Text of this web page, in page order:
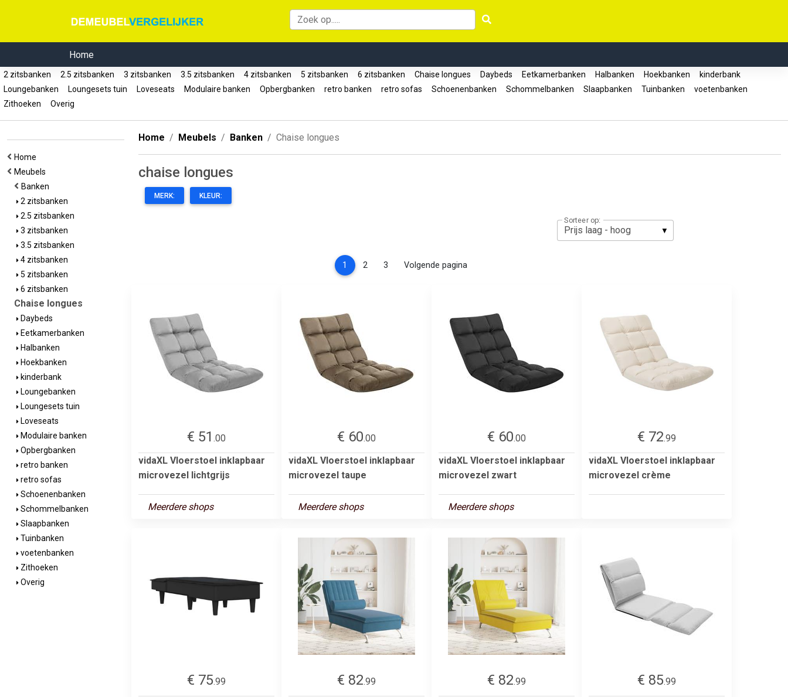
Home
2 zitsbanken 2.5 zitsbanken 3 zitsbanken 3.5 zitsbanken 4 zitsbanken 5 zitsbanken 6 zitsbanken Chaise longues Daybeds Eetkamerbanken Halbanken Hoekbanken
kinderbank
Loungebanken
Loungesets tuin Loveseats Modulaire banken Opbergbanken retro banken retro sofas Schoenenbanken Schommelbanken Slaapbanken Tuinbanken
voetenbanken
Zithoeken
Overig
Home
Meubels
Banken
2 zitsbanken
2.5 zitsbanken
3 zitsbanken
3.5 zitsbanken
4 zitsbanken
5 zitsbanken
6 zitsbanken
Chaise longues
Daybeds
Eetkamerbanken
Halbanken
Hoekbanken
kinderbank
Loungebanken
Loungesets tuin
Loveseats
Modulaire banken
Opbergbanken
retro banken
retro sofas
Schoenenbanken
Schommelbanken
Slaapbanken
Tuinbanken
voetenbanken
Zithoeken
Overig
Home Meubels Banken Chaise longues
chaise longues
MERK: KLEUR:
Sorteer op:
1 (current)
2 3 Volgende pagina
€ 51 .00
vidaXL Vloerstoel inklapbaar
microvezel lichtgrijs
Meerdere shops
€ 60.00
vidaXL Vloerstoel inklapbaar
microvezel taupe
Meerdere shops
€ 60.00
vidaXL Vloerstoel inklapbaar
microvezel zwart
Meerdere shops
€ 72.99
vidaXL Vloerstoel inklapbaar
microvezel crème
€ 75.99
€ 82.99
€ 82.99
€ 85.99